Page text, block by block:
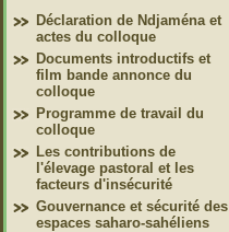
Déclaration de Ndjaména et
actes du colloque
Documents introductifs et
film bande annonce du
colloque
Programme de travail du
colloque
Les contributions de
l'élevage pastoral et les
facteurs d'insécurité
Gouvernance et sécurité des
espaces saharo-sahéliens